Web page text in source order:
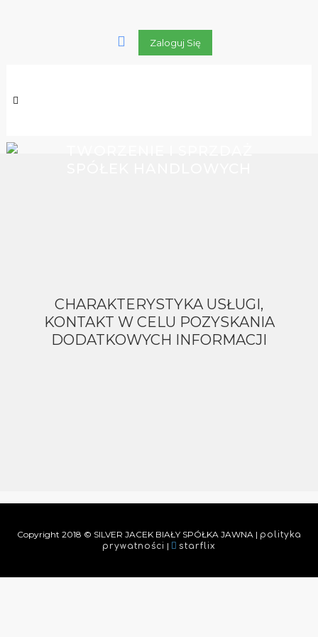
Zaloguj Się
CHARAKTERYSTYKA USŁUGI,
KONTAKT W CELU POZYSKANIA
DODATKOWYCH INFORMACJI
Copyright 2018 © SILVER JACEK BIAŁY SPÓŁKA JAWNA | polityka
prywatności | starflix